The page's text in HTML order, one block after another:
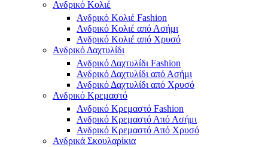
Ανδρικό Κολιέ
Ανδρικό Κολιέ Fashion
Ανδρικό Κολιέ από Ασήμι
Ανδρικό Κολιέ από Χρυσό
Ανδρικό Δαχτυλίδι
Ανδρικό Δαχτυλίδι Fashion
Ανδρικό Δαχτυλίδι από Ασήμι
Ανδρικό Δαχτυλίδι από Χρυσό
Ανδρικό Κρεμαστό
Ανδρικό Κρεμαστό Fashion
Ανδρικό Κρεμαστό Από Ασήμι
Ανδρικό Κρεμαστό Από Χρυσό
Ανδρικά Σκουλαρίκια